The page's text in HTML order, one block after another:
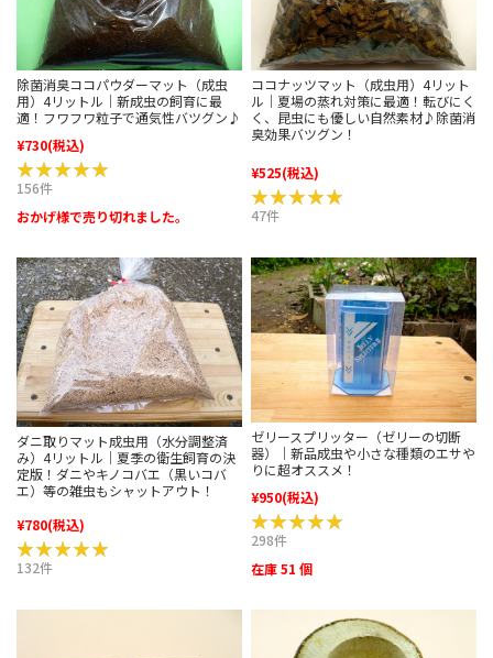
除菌消臭ココパウダーマット（成虫
用）4リットル｜新成虫の飼育に最
適！フワフワ粒子で通気性バツグン♪
¥730(税込)
★★★★★
★★★★★
156件
おかげ様で売り切れました。
ココナッツマット（成虫用）4リット
ル｜夏場の蒸れ対策に最適！転びにく
く、昆虫にも優しい自然素材♪除菌消
臭効果バツグン！
¥525(税込)
★★★★★
★★★★★
47件
ダニ取りマット成虫用（水分調整済
み）4リットル｜夏季の衛生飼育の決
定版！ダニやキノコバエ（黒いコバ
エ）等の雑虫もシャットアウト！
¥780(税込)
★★★★★
★★★★★
132件
ゼリースプリッター（ゼリーの切断
器）｜新品成虫や小さな種類のエサや
りに超オススメ！
¥950(税込)
★★★★★
★★★★★
298件
在庫 51 個